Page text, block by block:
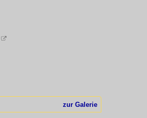

zur Galerie